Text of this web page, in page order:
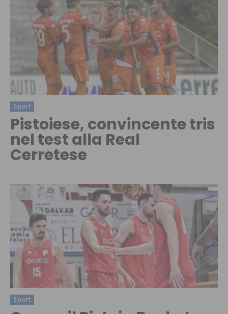
Sport
Pistoiese, convincente tris
nel test alla Real
Cerretese
Sport